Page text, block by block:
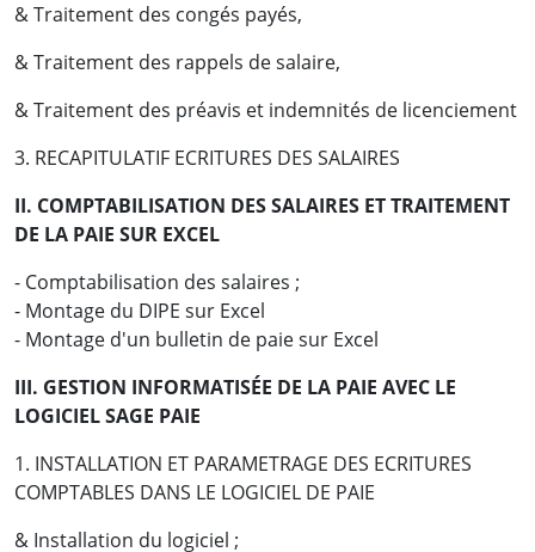
& Traitement des congés payés,
& Traitement des rappels de salaire,
& Traitement des préavis et indemnités de licenciement
3. RECAPITULATIF ECRITURES DES SALAIRES
II. COMPTABILISATION DES SALAIRES ET TRAITEMENT
DE LA PAIE SUR EXCEL
- Comptabilisation des salaires ;
- Montage du DIPE sur Excel
- Montage d'un bulletin de paie sur Excel
III. GESTION INFORMATISÉE DE LA PAIE AVEC LE
LOGICIEL SAGE PAIE
1. INSTALLATION ET PARAMETRAGE DES ECRITURES
COMPTABLES DANS LE LOGICIEL DE PAIE
& Installation du logiciel ;